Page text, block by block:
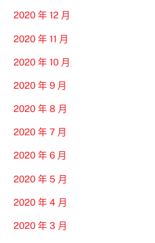
2020 年 12 月
2020 年 11 月
2020 年 10 月
2020 年 9 月
2020 年 8 月
2020 年 7 月
2020 年 6 月
2020 年 5 月
2020 年 4 月
2020 年 3 月